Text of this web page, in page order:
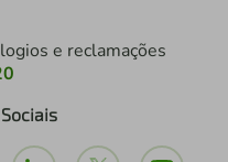
e reclamações